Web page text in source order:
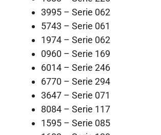
3995 – Serie 062
5743 – Serie 061
1974 – Serie 062
0960 – Serie 169
6014 – Serie 246
6770 – Serie 294
3647 – Serie 071
8084 – Serie 117
1595 – Serie 085